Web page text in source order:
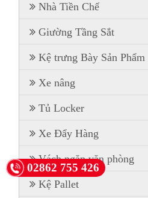
Nhà Tiền Chế
Giường Tầng Sắt
Kệ trưng Bày Sản Phẩm
Xe nâng
Tủ Locker
Xe Đẩy Hàng
Vách ngăn văn phòng
Kệ Pallet
02862 755 426